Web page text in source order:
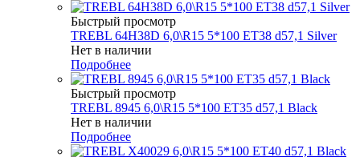
Быстрый просмотр
TREBL 64H38D 6,0\R15 5*100 ET38 d57,1 Silver
Нет в наличии
Подробнее
Быстрый просмотр
TREBL 8945 6,0\R15 5*100 ET35 d57,1 Black
Нет в наличии
Подробнее